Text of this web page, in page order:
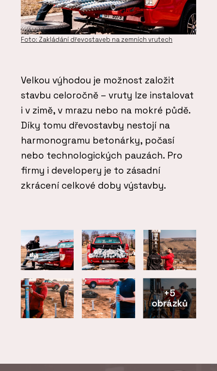
Foto: Zakládání dřevostaveb na zemních vrutech
Velkou výhodou je možnost založit
stavbu celoročně – vruty lze instalovat
i v zimě, v mrazu nebo na mokré půdě.
Díky tomu dřevostavby nestojí na
harmonogramu betonárky, počasí
nebo technologických pauzách. Pro
firmy i developery je to zásadní
zkrácení celkové doby výstavby.
+5
obrázků